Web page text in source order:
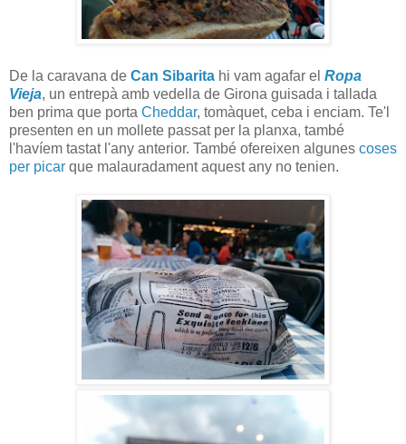
De la caravana de Can Sibarita hi vam agafar el Ropa
Vieja, un entrepà amb vedella de Girona guisada i tallada
ben prima que porta Cheddar, tomàquet, ceba i enciam. Te'l
presenten en un mollete passat per la planxa, també
l'havíem tastat l'any anterior. També ofereixen algunes coses
per picar que malauradament aquest any no tenien.